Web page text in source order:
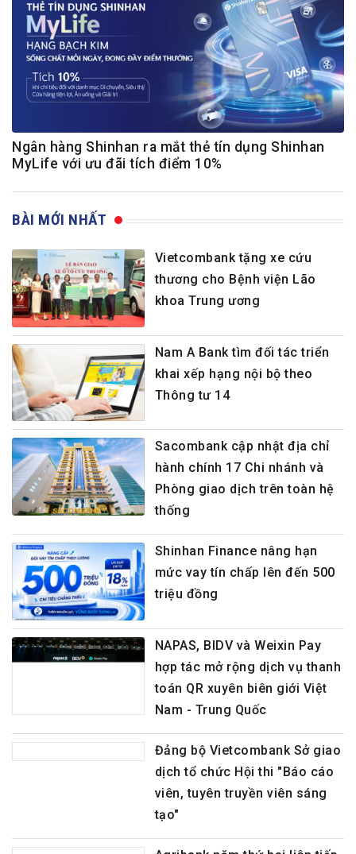
Ngân hàng Shinhan ra mắt thẻ tín dụng Shinhan
MyLife với ưu đãi tích điểm 10%
BÀI MỚI NHẤT
Vietcombank tặng xe cứu
thương cho Bệnh viện Lão
khoa Trung ương
Nam A Bank tìm đối tác triển
khai xếp hạng nội bộ theo
Thông tư 14
Sacombank cập nhật địa chỉ
hành chính 17 Chi nhánh và
Phòng giao dịch trên toàn hệ
thống
Shinhan Finance nâng hạn
mức vay tín chấp lên đến 500
triệu đồng
NAPAS, BIDV và Weixin Pay
hợp tác mở rộng dịch vụ thanh
toán QR xuyên biên giới Việt
Nam - Trung Quốc
Đảng bộ Vietcombank Sở giao
dịch tổ chức Hội thi "Báo cáo
viên, tuyên truyền viên sáng
tạo"